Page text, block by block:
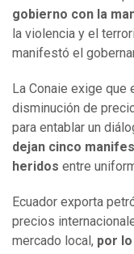
gobierno con la
la violencia y el
manifestó el
La Conaie exige que
disminución de
para entablar un
dejan cinco
heridos entre
Ecuador exporta
precios
mercado local, por